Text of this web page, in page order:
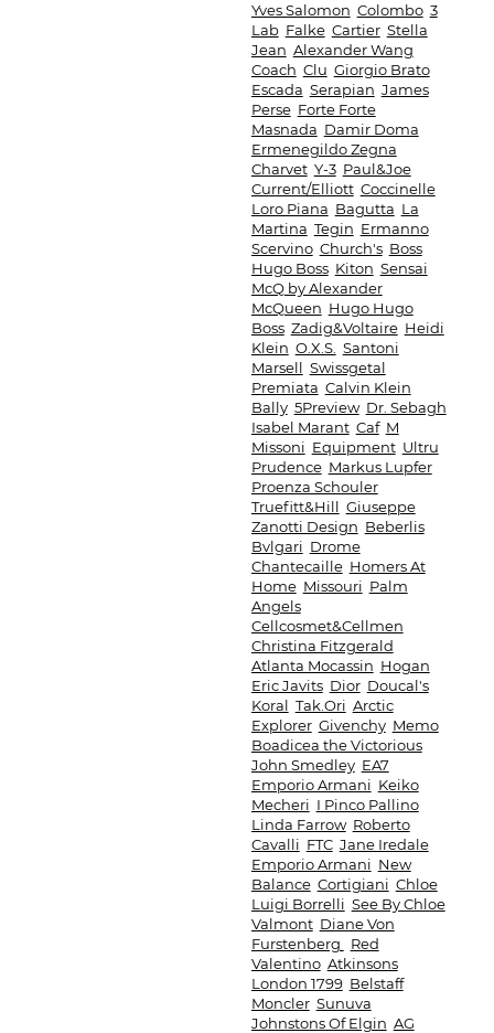
Yves Salomon Colombo 3
Lab Falke Cartier Stella
Jean Alexander Wang
Coach Clu Giorgio Brato
Escada Serapian James
Perse Forte Forte
Masnada Damir Doma
Ermenegildo Zegna
Charvet Y-3 Paul&Joe
Current/Elliott Coccinelle
Loro Piana Bagutta La
Martina Tegin Ermanno
Scervino Church's Boss
Hugo Boss Kiton Sensai
McQ by Alexander
McQueen Hugo Hugo
Boss Zadig&Voltaire Heidi
Klein O.X.S. Santoni
Marsell Swissgetal
Premiata Calvin Klein
Bally 5Preview Dr. Sebagh
Isabel Marant Caf M
Missoni Equipment Ultru
Prudence Markus Lupfer
Proenza Schouler
Truefitt&Hill Giuseppe
Zanotti Design Beberlis
Bvlgari Drome
Chantecaille Homers At
Home Missouri Palm
Angels
Cellcosmet&Cellmen
Christina Fitzgerald
Atlanta Mocassin Hogan
Eric Javits Dior Doucal's
Koral Tak.Ori Arctic
Explorer Givenchy Memo
Boadicea the Victorious
John Smedley EA7
Emporio Armani Keiko
Mecheri I Pinco Pallino
Linda Farrow Roberto
Cavalli FTC Jane Iredale
Emporio Armani New
Balance Cortigiani Chloe
Luigi Borrelli See By Chloe
Valmont Diane Von
Furstenberg
Red
Valentino Atkinsons
London 1799 Belstaff
Moncler Sunuva
Johnstons Of Elgin AG